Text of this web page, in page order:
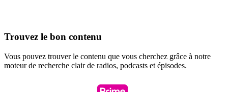
Trouvez le bon contenu
Vous pouvez trouver le contenu que vous cherchez grâce à notre
moteur de recherche clair de radios, podcasts et épisodes.